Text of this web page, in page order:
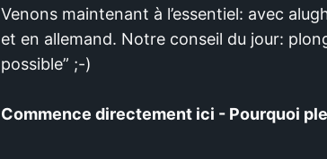
Venons maintenant à l’essentiel: avec
et en allemand. Notre conseil du jour:
possible” ;-)
Commence directement ici - Pourquoi